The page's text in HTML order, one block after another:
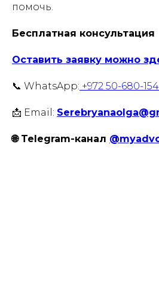
помочь.
Бесплатная консультация
Оставить заявку можно
📞 WhatsApp: +972 50-680-
📩 Email:
🌐 Telegram-канал